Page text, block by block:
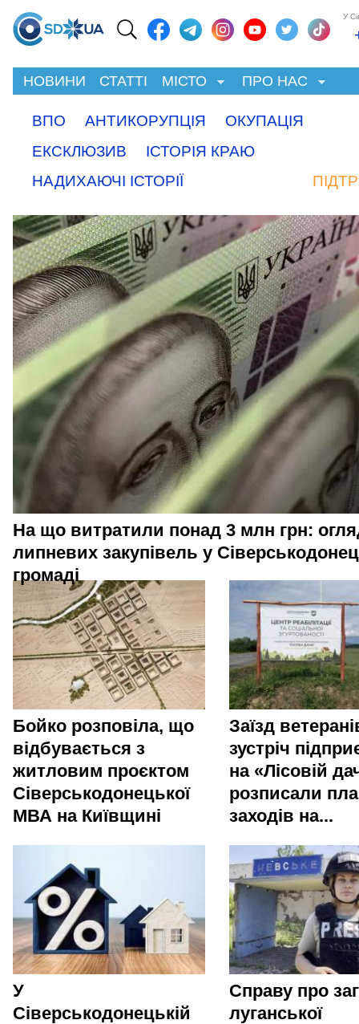
У
НОВИНИ СТАТТІ МІСТО ПРО НАС
ВПО АНТИКОРУПЦІЯ
ОКУПАЦІЯ
ЕКСКЛЮЗИВ
ІСТОРІЯ КРАЮ
НАДИХАЮЧІ ІСТОРІЇ
На що витратили понад 3 млн грн:
липневих закупівель у
громаді
Бойко розповіла, що
відбувається з
житловим проєктом
Сіверськодонецької
МВА на Київщині
Заїзд
зустріч
на «Лісовій
розписали
заходів на...
У
Сіверськодонецькій
Справу про
луганської